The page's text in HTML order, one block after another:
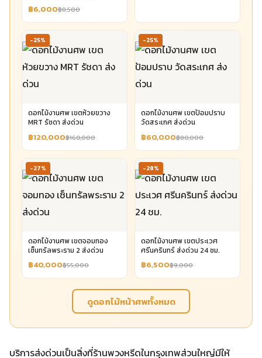
฿6,000฿8,500
-25%
ดอกไม้งานศพ เขตห้วยขวาง
MRT รัชดา ส่งด่วน
฿120,000฿160,000
-25%
ดอกไม้งานศพ เขตป้อมปราบ
วัดสระเกศ ส่งด่วน
฿60,000฿80,000
-27%
ดอกไม้งานศพ เขตจอมทอง
เซ็นทรัลพระราม 2 ส่งด่วน
฿40,000฿55,000
-28%
ดอกไม้งานศพ เขตประเวศ
ศรีนครินทร์ ส่งด่วน 24 ชม.
฿6,500฿9,000
ดูดอกไม้หน้าศพทั้งหมด
บริการส่งด่วนเป็นสิ่งที่ร้านพวงหรีดในกรุงเทพส่วนใหญ่มีให้